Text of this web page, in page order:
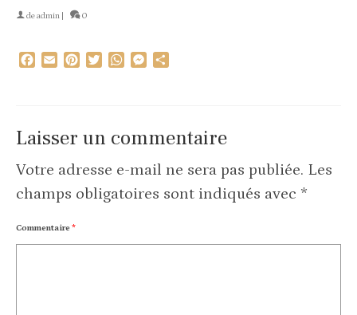
deadmin 0
Facebook
EmailPinterestTwitterWhatsAppMessenger
Laisser un commentaire
Votre adresse e-mail ne sera pas publiée. Les
champs obligatoires sont indiqués avec *
Commentaire *